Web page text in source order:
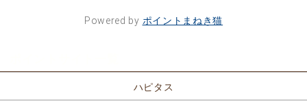
Powered by ポイントまねき猫
ハピタス